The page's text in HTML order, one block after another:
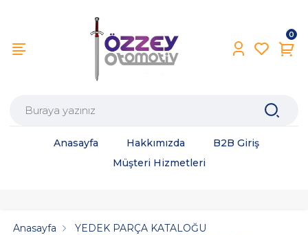
0
Anasayfa Hakkımızda
B2B Giriş
Müşteri Hizmetleri
Anasayfa
YEDEK PARÇA KATALOĞU